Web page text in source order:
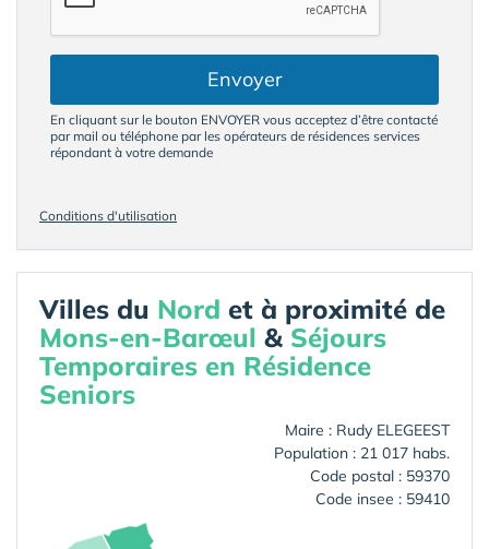
Envoyer
En cliquant sur le bouton ENVOYER vous acceptez d’être contacté
par mail ou téléphone par les opérateurs de résidences services
répondant à votre demande
Conditions d'utilisation
Villes du Nord et à proximité de
Mons-en-Barœul & Séjours
Temporaires en Résidence
Seniors
Maire : Rudy ELEGEEST
Population : 21 017 habs.
Code postal : 59370
Code insee : 59410